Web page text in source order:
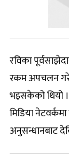
रविका
रकम अपचलन
भइसकेको थियो
मिडिया
अनुसन्धानबाट